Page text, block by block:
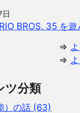
日
BROS. 35 を遊
⇒
⇒
ツ分類
）の話 (63)